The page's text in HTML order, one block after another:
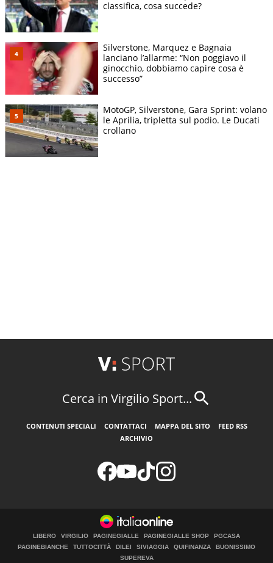
classifica, cosa succede?
Silverstone, Marquez e Bagnaia
lanciano l’allarme: “Non poggiavo il
ginocchio, dobbiamo capire cosa è
successo”
MotoGP, Silverstone, Gara Sprint: volano
le Aprilia, tripletta sul podio. Le Ducati
crollano
Cerca in Virgilio Sport...
CONTENUTI SPECIALI CONTATTACI MAPPA DEL SITO
FEED RSS
ARCHIVIO
LIBERO VIRGILIO PAGINEGIALLE PAGINEGIALLE SHOP
PGCASA
PAGINEBIANCHE
TUTTOCITTÀ DILEI SIVIAGGIA QUIFINANZA
BUONISSIMO
SUPEREVA